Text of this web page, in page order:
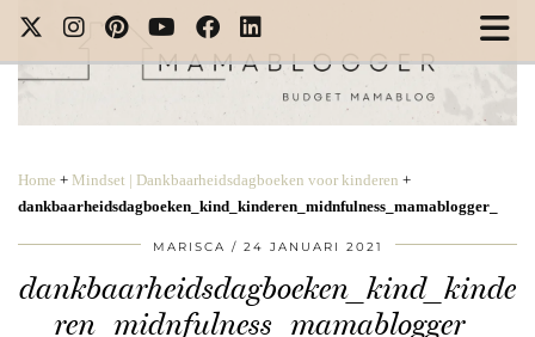
Home + Mindset | Dankbaarheidsdagboeken voor kinderen +
dankbaarheidsdagboeken_kind_kinderen_midnfulness_mamablogger_
MARISCA 24 JANUARI 2021
dankbaarheidsdagboeken_kind_kinde
ren_midnfulness_mamablogger_